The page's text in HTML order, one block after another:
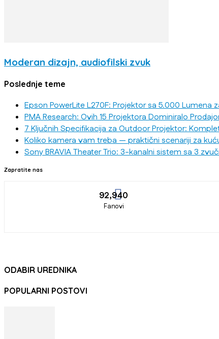
Moderan dizajn, audiofilski zvuk
Poslednje teme
Epson PowerLite L270F: Projektor sa 5.000 Lumena
PMA Research: Ovih 15 Projektora Dominiralo
7 Ključnih Specifikacija za Outdoor Projektor:
Koliko kamera vam treba — praktični scenariji za
Sony BRAVIA Theater Trio: 3-kanalni sistem sa 3
Zapratite nas
92,940
Fanovi
ODABIR UREDNIKA
POPULARNI POSTOVI